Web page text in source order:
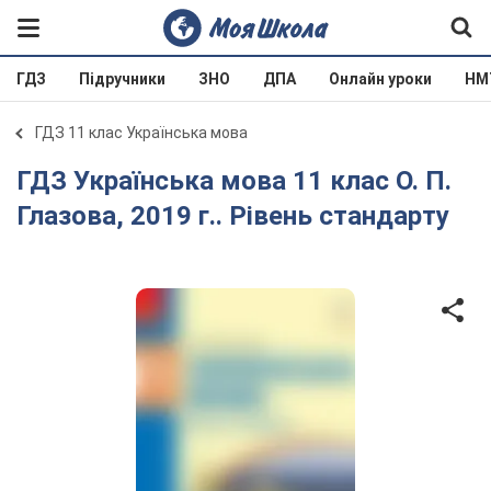
ГДЗ Підручники ЗНО ДПА Онлайн уроки
ГДЗ 11 клас Українська мова
ГДЗ Українська мова 11 клас О. П.
Глазова, 2019 г.. Рівень стандарту